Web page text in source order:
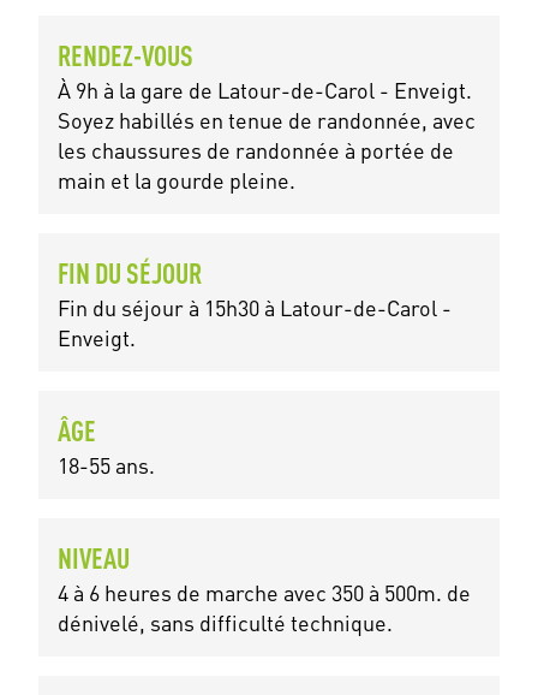
RENDEZ-VOUS
À 9h à la gare de Latour-de-Carol - Enveigt.
Soyez habillés en tenue de randonnée, avec
les chaussures de randonnée à portée de
main et la gourde pleine.
FIN DU SÉJOUR
Fin du séjour à 15h30 à Latour-de-Carol -
Enveigt.
ÂGE
18-55 ans.
NIVEAU
4 à 6 heures de marche avec 350 à 500m. de
dénivelé, sans difficulté technique.